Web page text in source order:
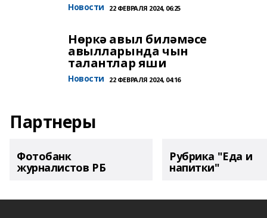
Новости 22 ФЕВРАЛЯ 2024, 06:25
Нөркә авыл биләмәсе
авылларында чын
талантлар яши
Новости 22 ФЕВРАЛЯ 2024, 04:16
Партнеры
Фотобанк
журналистов РБ
Рубрика "Еда и
напитки"